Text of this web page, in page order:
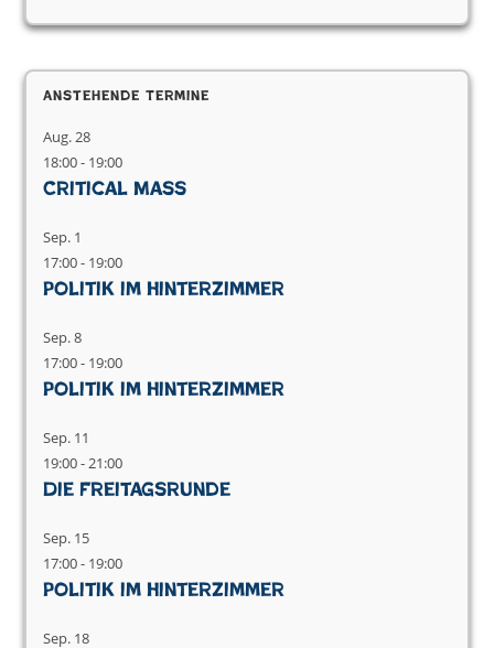
Anstehende Termine
Aug.28
18:00- 19:00
Critical Mass
Sep. 1
17:00- 19:00
Politik im Hinterzimmer
Sep.8
17:00- 19:00
Politik im Hinterzimmer
Sep. 11
19:00-21:00
Die Freitagsrunde
Sep. 15
17:00- 19:00
Politik im Hinterzimmer
Sep. 18